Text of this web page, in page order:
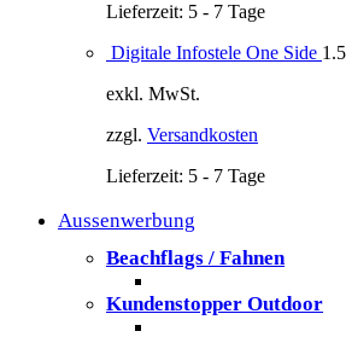
Lieferzeit: 5 - 7 Tage
Digitale Infostele One Side
exkl. MwSt.
zzgl. Versandkosten
Lieferzeit: 5 - 7 Tage
Aussenwerbung
Beachflags / Fahnen
Kundenstopper Outdoor